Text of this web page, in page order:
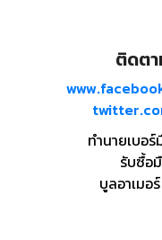
ติดต
ทำนายเบอ
รับซื้อ
บูลอาเมอร์